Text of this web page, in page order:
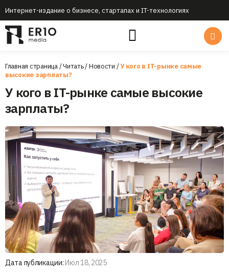
Интернет-издание о бизнесе, стартапах и IT-технологиях
Главная страница/Читать/Новости /У кого в IT-рынке самые
высокие зарплаты?
У кого в IT-рынке самые высокие
зарплаты?
Дата публикации: Июл 18, 2025